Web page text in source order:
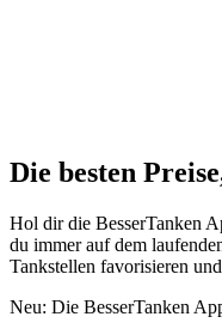
Die besten
Hol dir die BesserTanken
du immer auf dem
Tankstellen favorisieren
Neu: Die BesserTanken